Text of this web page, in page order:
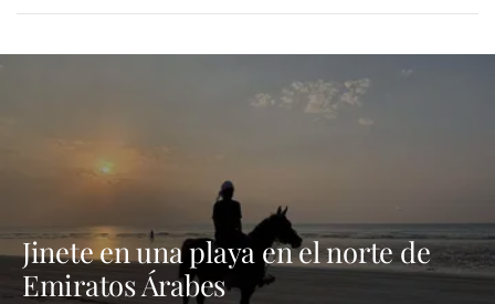
Jinete en una playa en el norte de
Emiratos Árabes